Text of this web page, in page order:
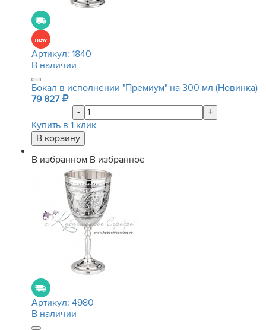
Артикул: 1840
В наличии
Бокал в исполнении "Премиум" на 300 мл (Новинка)
79 827
-
+
Купить в 1 клик
В избранном В избранное
Артикул: 4980
В наличии